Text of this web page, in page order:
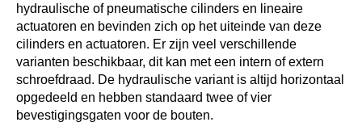
hydraulische of pneumatische cilinders en lineaire
actuatoren en bevinden zich op het uiteinde van deze
cilinders en actuatoren. Er zijn veel verschillende
varianten beschikbaar, dit kan met een intern of extern
schroefdraad. De hydraulische variant is altijd horizontaal
opgedeeld en hebben standaard twee of vier
bevestigingsgaten voor de bouten.